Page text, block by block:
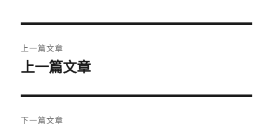
章
覽
上一篇文章
上
篇
文
上一篇文章
下一篇文章